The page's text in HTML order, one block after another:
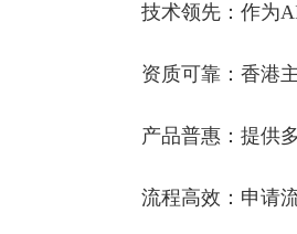
技术领先：作为
资质可靠：香港
产品普惠：提供
流程高效：申请